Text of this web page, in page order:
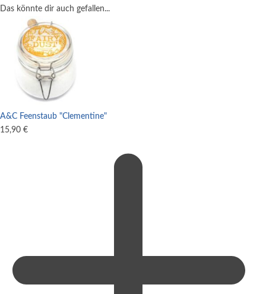
Das könnte dir auch gefallen...
A&C Feenstaub "Clementine"
15,90 €